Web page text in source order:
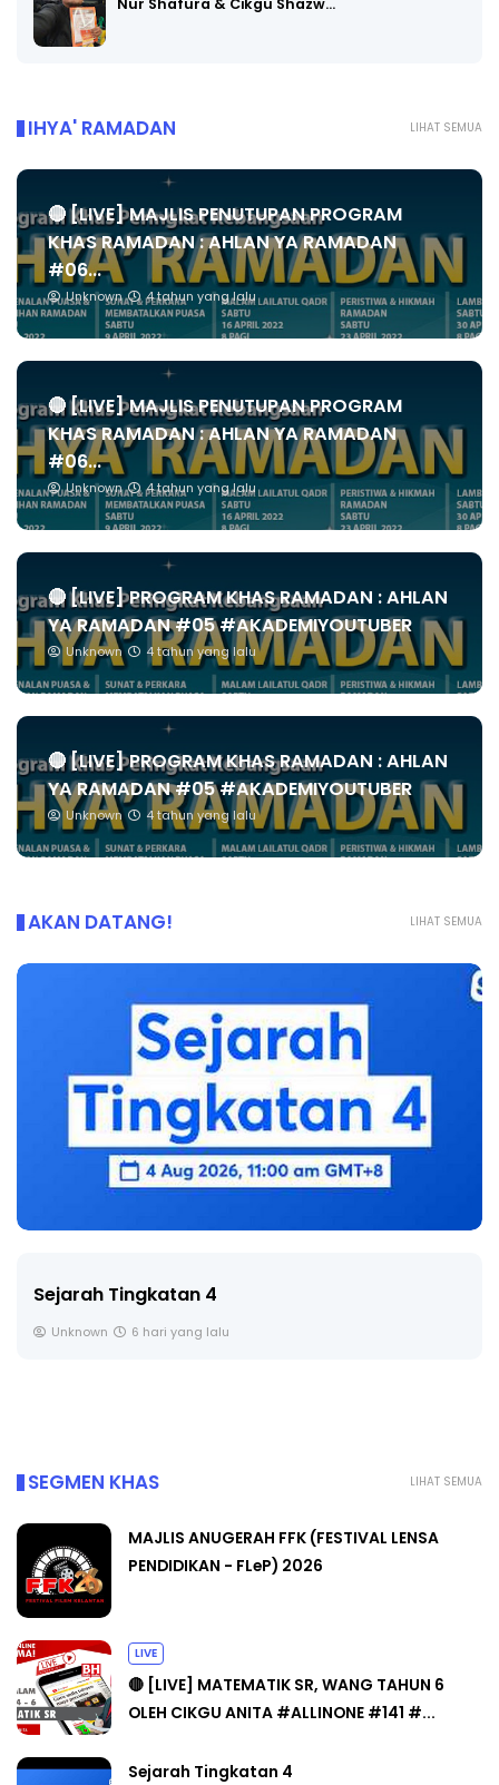
Nur Shafura & Cikgu Shazw…
LIHAT SEMUA
IHYA' RAMADAN
🔴 [LIVE] MAJLIS PENUTUPAN PROGRAM
KHAS RAMADAN : AHLAN YA RAMADAN
#06...
Unknown 4 tahun yang lalu
🔴 [LIVE] MAJLIS PENUTUPAN PROGRAM
KHAS RAMADAN : AHLAN YA RAMADAN
#06...
Unknown 4 tahun yang lalu
🔴 [LIVE] PROGRAM KHAS RAMADAN : AHLAN
YA RAMADAN #05 #AKADEMIYOUTUBER
Unknown 4 tahun yang lalu
🔴 [LIVE] PROGRAM KHAS RAMADAN : AHLAN
YA RAMADAN #05 #AKADEMIYOUTUBER
Unknown 4 tahun yang lalu
LIHAT SEMUA
AKAN DATANG!
LIVE
🔴 [LIVE] PRINSIP PERAKAUNAN, BEDAH TUNTAS
LIHAT SEMUA
SEGMEN KHAS
MAJLIS ANUGERAH FFK (FESTIVAL LENSA
PENDIDIKAN - FLeP) 2026
LIVE
🔴 [LIVE] MATEMATIK SR, WANG TAHUN 6
OLEH CIKGU ANITA #ALLINONE #141 #...
Sejarah Tingkatan 4